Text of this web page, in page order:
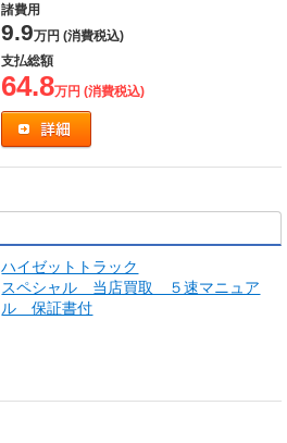
諸費用
9.9万円 (消費税込)
支払総額
64.8万円 (消費税込)
ハイゼットトラック
スペシャル 当店買取 ５速マニュア
ル 保証書付